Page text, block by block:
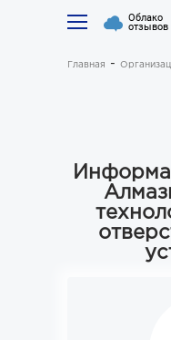
Облако
отзывов
Главная